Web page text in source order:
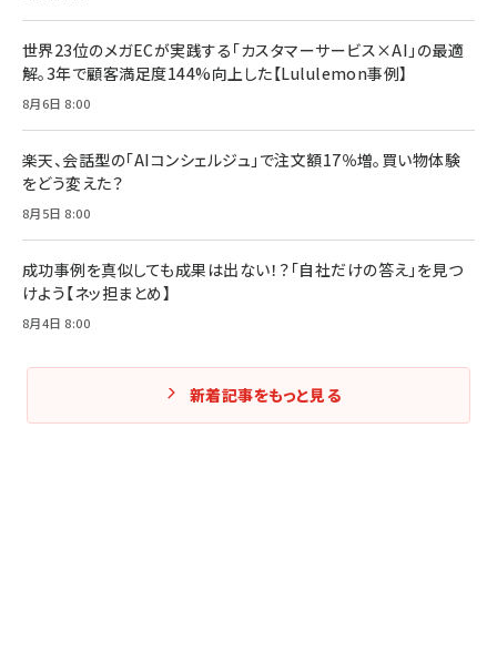
世界23位のメガECが実践する「カスタマーサービス×AI」の最適
解。3年で顧客満足度144%向上した【Lululemon事例】
8月6日 8:00
楽天、会話型の「AIコンシェルジュ」で注文額17％増。買い物体験
をどう変えた？
8月5日 8:00
成功事例を真似しても成果は出ない！？「自社だけの答え」を見つ
けよう【ネッ担まとめ】
8月4日 8:00
新着記事をもっと見る